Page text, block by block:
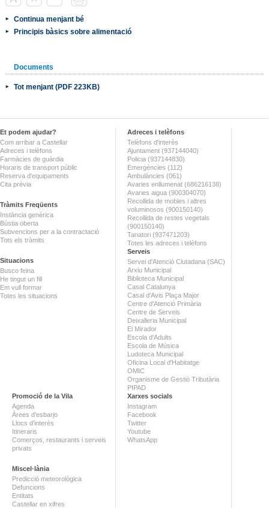
Continua menjant bé
Principis bàsics sobre alimentació
Documents
Tot menjant (PDF 223KB)
Et podem ajudar?
Com arribar a Castellar
Adreces i telèfons
Farmàcies de guàrdia
Horaris de transport públic
Reserva d'equipaments
Cita prèvia
Tràmits Freqüents
Instància genèrica
Bústia oberta
Subvencions per a la contractació
Tots els tràmits
Situacions
Busco feina
He tingut un fill
Em vull formar
Totes les situacions
Adreces i telèfons
Telèfons d'interès
Ajuntament (937144040)
Policia (937144830)
Emergències (112)
Ambulàncies (061)
Avaries enllumenat (686216138)
Avaries aigua (900304070)
Recollida de mobles i altres
voluminosos (900150140)
Recollida de restes vegetals
(900150140)
Tanatori (937471203)
Totes les adreces i telèfons
Serveis
Servei d'Atenció Ciutadana (SAC)
Arxiu Municipal
Biblioteca Municipal
Casal Catalunya
Casal d'Avis Plaça Major
Centre d'Atenció Primària
Centre de Serveis
Deixalleria Municipal
El Mirador
Escola d'Adults
Escola de Música
Ludoteca Municipal
Oficina Local d'Habitatge
OMIC
Organisme de Gestió Tributària
PIPAD
Promoció de la Vila
Agenda
Àrees d'esbarjo
Llocs d'interès
Itineraris
Comerços, restaurants i serveis
privats
Miscel·lània
Predicció meteorològica
Defuncions
Entitats
Castellar en xifres
Xarxes socials
Instagram
Facebook
Twitter
Youtube
WhatsApp